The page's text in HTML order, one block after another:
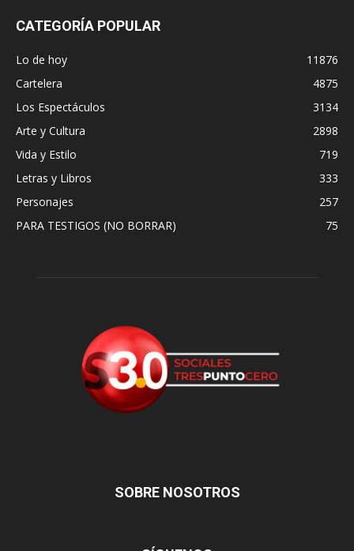
CATEGORÍA POPULAR
Lo de hoy
11876
Cartelera
4875
Los Espectáculos
3134
Arte y Cultura
2898
Vida y Estilo
719
Letras y Libros
333
Personajes
257
PARA TESTIGOS (NO BORRAR)
75
SOBRE NOSOTROS